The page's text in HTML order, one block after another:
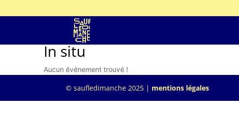
In situ
Aucun événement trouvé !
© saufledimanche 2025 | mentions légales